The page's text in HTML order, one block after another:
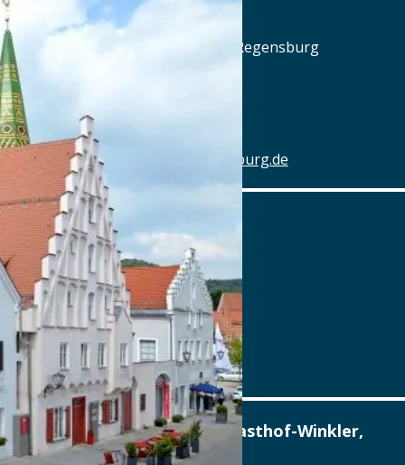
Alter Schlachthof
Am Alten Schlachthof 9, 93055 Regensburg
Details
www.hotel-schlachthof-regensburg.de
Alter Wirt
Marktplatz 1, 82031 Grünwald
Tel.: Tel.: 089-6419340
Details
www.alterwirt.de
Altstadthotel, Brauerei-Gasthof-Winkler,
Berching